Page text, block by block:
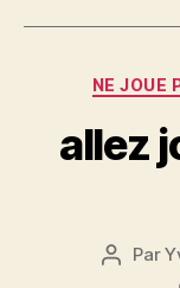
b
o
k
NE JOUE
allez
Auteur
Par